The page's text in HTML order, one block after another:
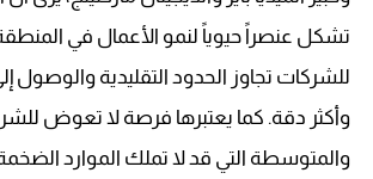
تشكل عنصراً حيوياً لنمو الأعمال في
للشركات تجاوز الحدود التقليدية والوصول
وأكثر دقة. كما يعتبرها فرصة لا تعوض
والمتوسطة التي قد لا تملك الموارد الضخمة